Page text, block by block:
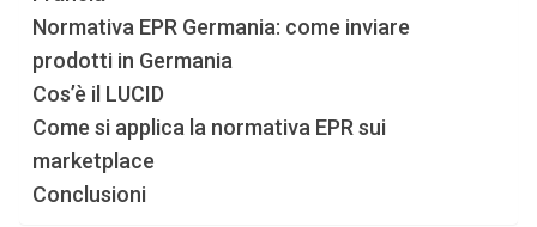
Normativa EPR Germania: come inviare
prodotti in Germania
Cos’è il LUCID
Come si applica la normativa EPR sui
marketplace
Conclusioni